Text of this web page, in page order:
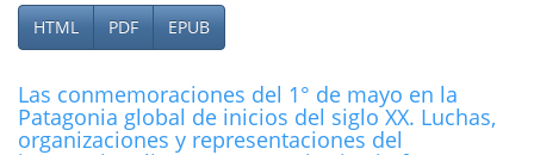
HTML PDF EPUB
Las conmemoraciones del 1° de mayo en la
Patagonia global de inicios del siglo XX. Luchas,
organizaciones y representaciones del